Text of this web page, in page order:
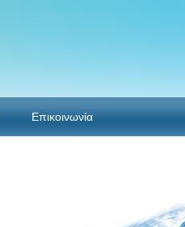
Επικοινωνία